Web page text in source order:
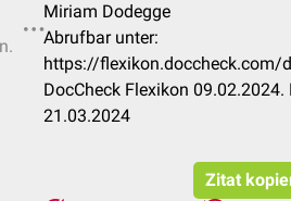
Miriam Dodegge
Abrufbar unter:
https://flexikon.doccheck.com/
DocCheck Flexikon
21.03.2024
Zitat